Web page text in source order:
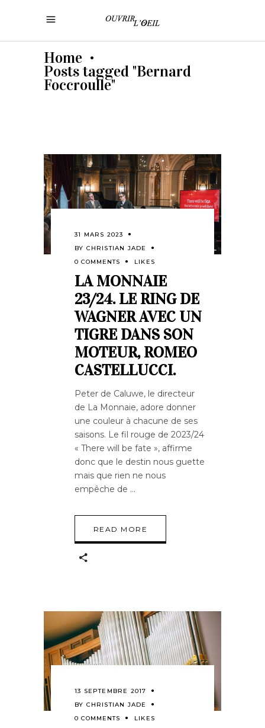
Home •
Posts tagged "Bernard
Foccroulle"
31 MARS 2023
BY CHRISTIAN JADE
0 COMMENTS
LIKES
LA MONNAIE
23/24. LE RING DE
WAGNER AVEC UN
TIGRE DANS SON
MOTEUR, ROMEO
CASTELLUCCI.
Peter de Caluwe, le directeur
de La Monnaie, adore donner
une couleur à chacune de ses
saisons. Le fil rouge de 2023/24
« There will be fate », affirme
donc que le destin nous guette
mais que rien ne nous
empêche de
READ MORE
13 SEPTEMBRE 2017
BY CHRISTIAN JADE
0 COMMENTS
LIKES